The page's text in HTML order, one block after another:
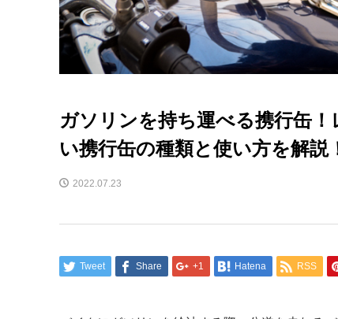
ガソリンを持ち運べる携行缶
い携行缶の種類と使い方を解説
2022.07.23
Tweet Share +1 Hatena RSS